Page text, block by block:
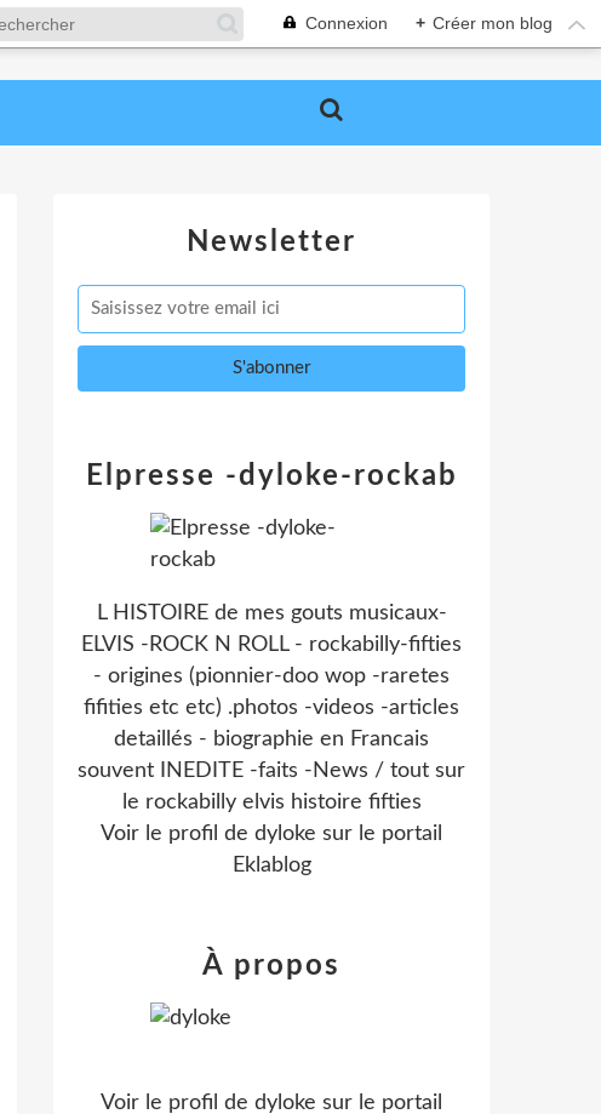
Connexion + Créer mon blog
Newsletter
Elpresse -dyloke-rockab
L HISTOIRE de mes gouts musicaux-
ELVIS -ROCK N ROLL - rockabilly-fifties
- origines (pionnier-doo wop -raretes
fifities etc etc) .photos -videos -articles
detaillés - biographie en Francais
souvent INEDITE -faits -News / tout sur
le rockabilly elvis histoire fifties
Voir le profil de dyloke sur le portail
Eklablog
À propos
Voir le profil de dyloke sur le portail